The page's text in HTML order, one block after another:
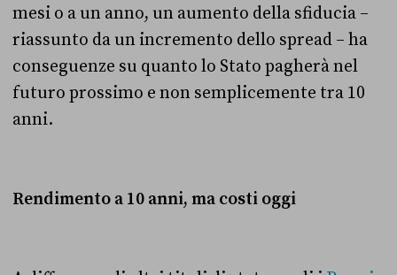
mesi o a un anno, un aumento della sfiducia –
riassunto da un incremento dello spread – ha
conseguenze su quanto lo Stato pagherà nel
futuro prossimo e non semplicemente tra 10
anni.
Rendimento a 10 anni, ma costi oggi